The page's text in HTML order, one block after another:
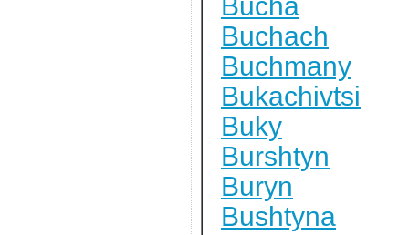
Buchach
Buchmany
Bukachivtsi
Buky
Burshtyn
Buryn
Bushtyna